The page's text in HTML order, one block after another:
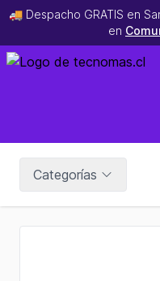
🚚 Despacho GRATIS en
en
Categorías